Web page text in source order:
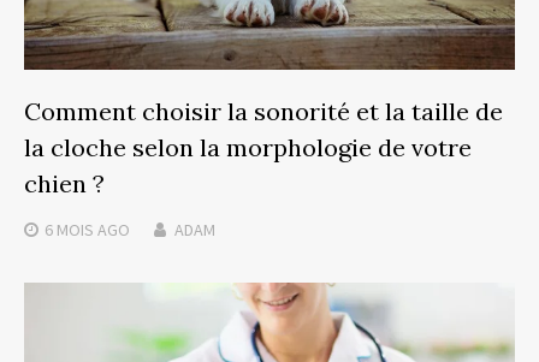
Comment choisir la sonorité et la taille de
la cloche selon la morphologie de votre
chien ?
6 MOIS AGO ADAM